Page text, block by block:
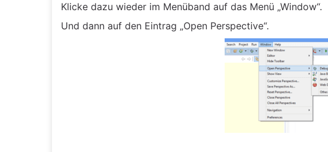
Klicke dazu wieder im Menüband auf das Menü „Window“.
Und dann auf den Eintrag „Open Perspective“.